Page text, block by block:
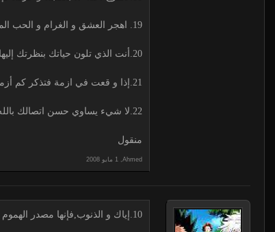
19. اهجر العشق و الغرام و الحب المحرم فإنه عذاب للروح ومرض للقلب , وافزع إلى الله و إلى ذكره و طاعته.
20.أنت الذي تلون حياتك بنظرتك إليها , فحياتك من صنع أفكارك, فلا تضع نظارة سوداء على عينيك.
21.إذا و قعت في ازمة فتذكر كم أزمة مرت بك و نجاك الله منها, حينها تعلم أن من عافاك في الأولى سيعافيك في الأخرى.
22.لا شيء يساوي حسن اتصالك بالله.
منقول
Ahmed
,
10.إياك و الذنوب,فإنها مصدر الهموم والأحزان و هي سبب النكبات و باب المصائب والأزمات.